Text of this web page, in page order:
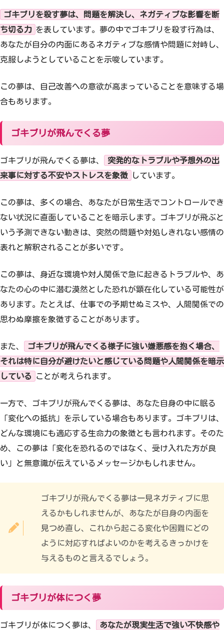
ゴキブリを殺す夢は、問題を解決し、ネガティブな影響を断
ち切る力 を表しています。夢の中でゴキブリを殺す行為は、
あなたが自分の内面にあるネガティブな感情や問題に対峙し、
克服しようとしていることを示唆しています。
この夢は、自己改善への意欲が高まっていることを意味する場
合もあります。
ゴキブリが飛んでくる夢
ゴキブリが飛んでくる夢は、
突発的なトラブルや予想外の出
来事に対する不安やストレスを象徴
しています。
この夢は、多くの場合、あなたが日常生活でコントロールでき
ない状況に直面していることを暗示します。ゴキブリが飛ぶと
いう予測できない動きは、突然の問題や対処しきれない感情の
表れと解釈されることが多いです。
この夢は、身近な環境や対人関係で急に起きるトラブルや、あ
なたの心の中に潜む漠然とした恐れが顕在化している可能性が
あります。たとえば、仕事での予期せぬミスや、人間関係での
思わぬ摩擦を象徴することがあります。
また、
ゴキブリが飛んでくる様子に強い嫌悪感を抱く場合、
それは特に自分が避けたいと感じている問題や人間関係を暗示
している
ことが考えられます。
一方で、ゴキブリが飛んでくる夢は、あなた自身の中に眠る
「変化への抵抗」を示している場合もあります。ゴキブリは、
どんな環境にも適応する生命力の象徴とも言われます。そのた
め、この夢は「変化を恐れるのではなく、受け入れた方が良
い」と無意識が伝えているメッセージかもしれません。
ゴキブリが飛んでくる夢は一見ネガティブに思
えるかもしれませんが、あなたが自身の内面を
見つめ直し、これから起こる変化や困難にどの
ように対応すればよいのかを考えるきっかけを
与えるものと言えるでしょう。
ゴキブリが体につく夢
ゴキブリが体につく夢は、
あなたが現実生活で強い不快感や